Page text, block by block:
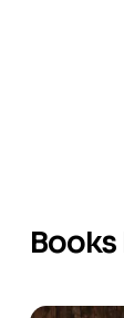
Books